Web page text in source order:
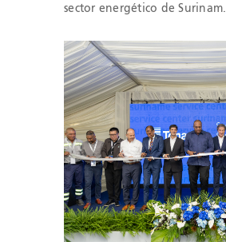
sector energético de Surinam.